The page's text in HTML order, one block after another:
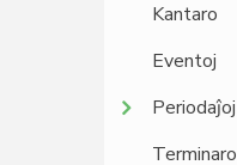
Kantaro
Eventoj
Periodaĵoj
Terminaro